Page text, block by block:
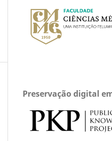
Preservação digital